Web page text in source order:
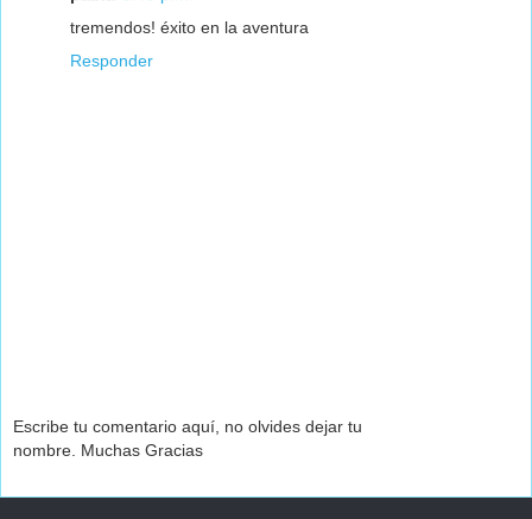
tremendos! éxito en la aventura
Responder
Escribe tu comentario aquí, no olvides dejar tu
nombre. Muchas Gracias